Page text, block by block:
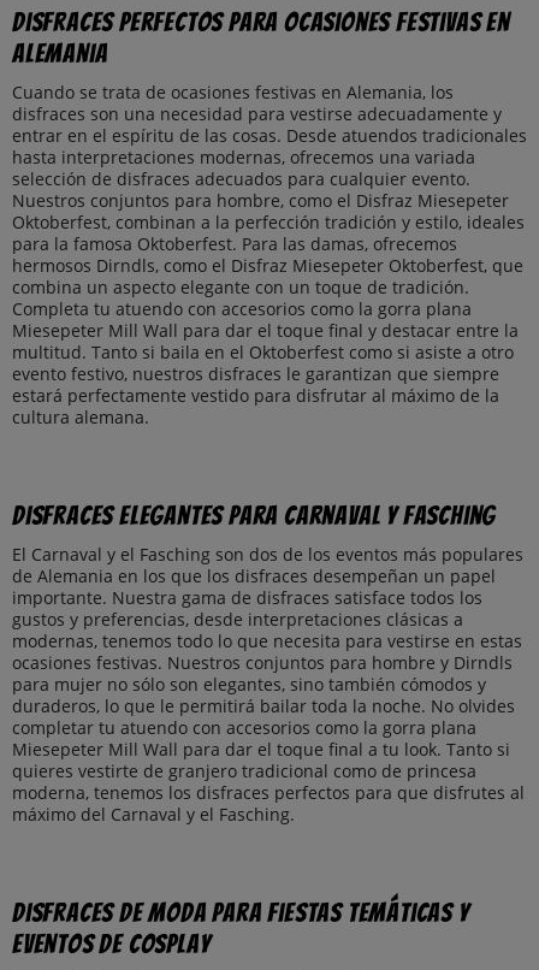
Disfraces perfectos para ocasiones festivas en
Alemania
Cuando se trata de ocasiones festivas en Alemania, los
disfraces son una necesidad para vestirse adecuadamente y
entrar en el espíritu de las cosas. Desde atuendos tradicionales
hasta interpretaciones modernas, ofrecemos una variada
selección de disfraces adecuados para cualquier evento.
Nuestros conjuntos para hombre, como el Disfraz Miesepeter
Oktoberfest, combinan a la perfección tradición y estilo, ideales
para la famosa Oktoberfest. Para las damas, ofrecemos
hermosos Dirndls, como el Disfraz Miesepeter Oktoberfest, que
combina un aspecto elegante con un toque de tradición.
Completa tu atuendo con accesorios como la gorra plana
Miesepeter Mill Wall para dar el toque final y destacar entre la
multitud. Tanto si baila en el Oktoberfest como si asiste a otro
evento festivo, nuestros disfraces le garantizan que siempre
estará perfectamente vestido para disfrutar al máximo de la
cultura alemana.
Disfraces elegantes para Carnaval y Fasching
El Carnaval y el Fasching son dos de los eventos más populares
de Alemania en los que los disfraces desempeñan un papel
importante. Nuestra gama de disfraces satisface todos los
gustos y preferencias, desde interpretaciones clásicas a
modernas, tenemos todo lo que necesita para vestirse en estas
ocasiones festivas. Nuestros conjuntos para hombre y Dirndls
para mujer no sólo son elegantes, sino también cómodos y
duraderos, lo que le permitirá bailar toda la noche. No olvides
completar tu atuendo con accesorios como la gorra plana
Miesepeter Mill Wall para dar el toque final a tu look. Tanto si
quieres vestirte de granjero tradicional como de princesa
moderna, tenemos los disfraces perfectos para que disfrutes al
máximo del Carnaval y el Fasching.
Disfraces de moda para fiestas temáticas y
eventos de cosplay